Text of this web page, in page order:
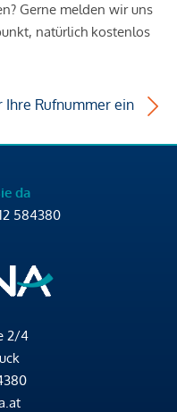
Gerne melden wir uns
natürlich kostenlos
Ihre Rufnummer ein
da
584380
2/4